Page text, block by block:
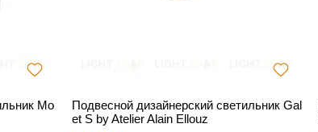
Mo
Подвесной дизайнерский светильник Gal
et S by Atelier Alain Ellouz